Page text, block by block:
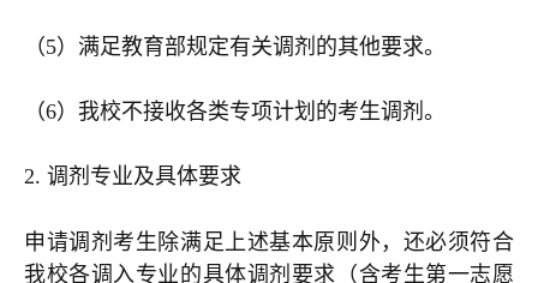
（5）满足教育部规定有关调剂的其他要求。
（6）我校不接收各类专项计划的考生调剂。
2. 调剂专业及具体要求
申请调剂考生除满足上述基本原则外，还必须符合
我校各调入专业的具体调剂要求（含考生第一志愿